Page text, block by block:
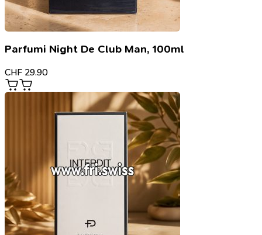
Parfumi Night De Club Man, 100ml
CHF 29.90